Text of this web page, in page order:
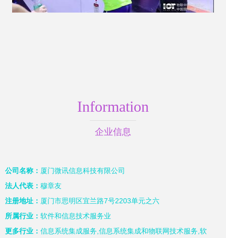
Information
企业信息
公司名称： 厦门微讯信息科技有限公司
法人代表： 穆章友
注册地址： 厦门市思明区宜兰路7号2203单元之六
所属行业： 软件和信息技术服务业
更多行业： 信息系统集成服务,信息系统集成和物联网技术服务,软